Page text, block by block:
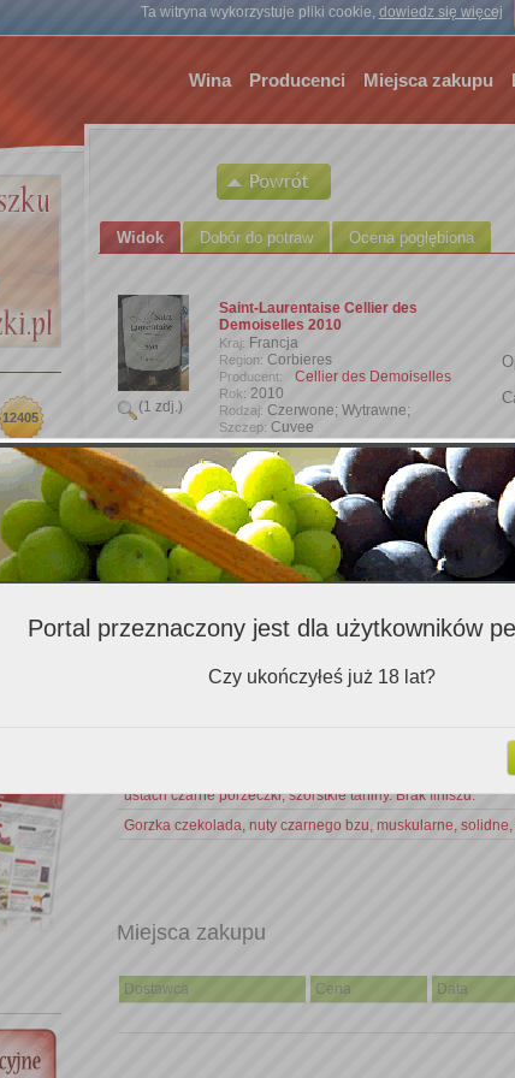
Ta witryna wykorzystuje pliki cookie, dowiedz się więcej
Wina Producenci Miejsca zakupu
12405
Widok Dobór do potraw Ocena pogłębiona
(1 zdj.)
Saint-Laurentaise Cellier des
Demoiselles 2010
Kraj: Francja
Region: Corbieres
Producent: Cellier des Demoiselles
Rok: 2010
Rodzaj: Czerwone; Wytrawne;
Szczep: Cuvee
Zawartość alkoholu:14.50%
Wielkość butelki: 0,75 l
Wprowadzone przez:
WineMike
Dodaj zdjęcie
Oceny opisowe
Mocno kwasowe i taniczne, ale przy tym sensownie
również na poziomie.
niby niewielka, a trochę wystaje. Finisz nijaki.
W nosie przebiajją się w nim czerwone owoce, nuty
ustach czarne porzeczki, szorstkie taniny. Brak finiszu.
Gorzka czekolada, nuty czarnego bzu, muskularne,
Miejsca zakupu
Dostawca Cena Data
Portal przeznaczony jest dla użytkowników
Czy ukończyłeś już 18 lat?